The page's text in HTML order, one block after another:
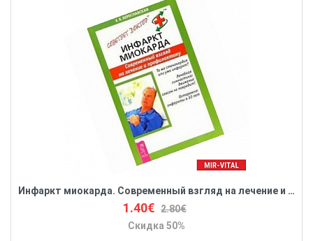
Инфаркт миокарда. Современный взгляд на лечение и профилактику.
1.40€ 2.80€
Скидка 50%